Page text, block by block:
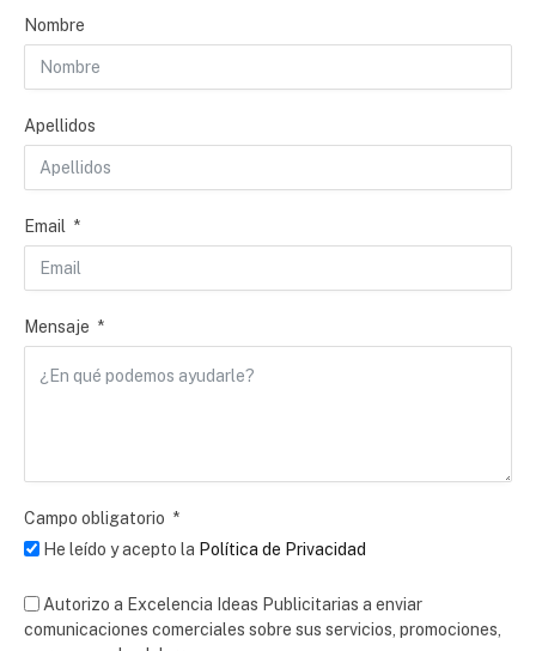
Nombre
Apellidos
Email
Mensaje
Campo obligatorio
He leído y acepto la Política de Privacidad
Autorizo a Excelencia Ideas Publicitarias a enviar
comunicaciones comerciales sobre sus servicios, promociones,